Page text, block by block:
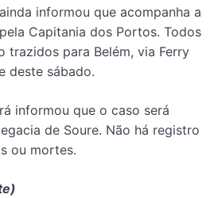
informou que acompanha a
Capitania dos Portos. Todos
trazidos para Belém, via Ferry
deste sábado.
informou que o caso será
de Soure. Não há registro
ou mortes.